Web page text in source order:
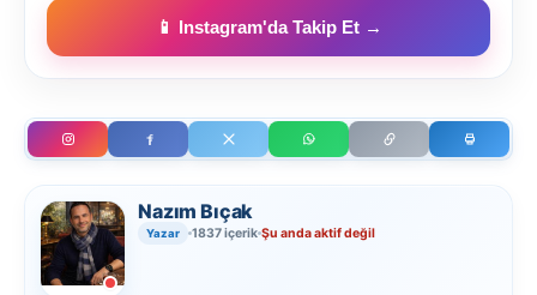
📱 Instagram'da Takip Et →
Nazım Bıçak
Yazar 1837 içerik Şu anda aktif değil